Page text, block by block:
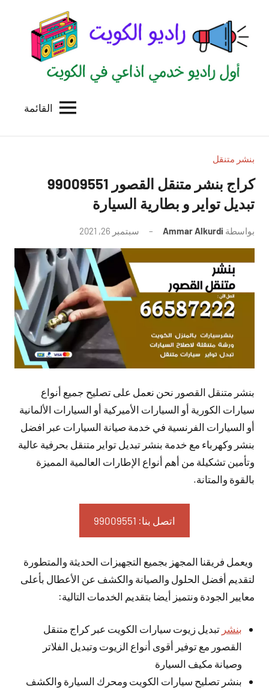
المحتوى
الكويت
للاعلانات
بالكويت
القائمة
بنشر متنقل
تبديل تواير و بطارية السيارة
بواسطة Ammar Alkurdi سبتمبر 26, 2021
توجد
تعليقات
بنشر متنقل القصور نحن نعمل على تصليح جميع أنواع
سيارات الكورية أو السيارات الأميركية أو السيارات الألمانية
أو السيارات الفرنسية في خدمة صيانة السيارات عبر افضل
بنشر وكهرباء مع خدمة بنشر تبديل تواير متنقل بحرفية عالية
وتأمين تشكيلة من أهم أنواع الإطارات العالمية المميزة
بالقوة والمتانة.
اتصل بنا: 99009551‬
ويعمل فريقنا المجهز بجميع التجهيزات الحديثة والمتطورة
لتقديم أفضل الحلول والصيانة والكشف عن الأعطال بأعلى
معايير الجودة ونتميز أيضا بتقديم الخدمات التالية:
بنشر تبديل زيوت سيارات الكويت عبر كراج متنقل
القصور مع توفير أقوى أنواع الزيوت وتبديل الفلاتر
وصيانة مكيف السيارة
بنشر تصليح سيارات الكويت ومحرك السيارة والكشف